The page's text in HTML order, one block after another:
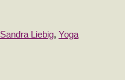
Sandra Liebig, Yoga